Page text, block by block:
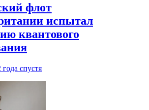
флот
испытал
квантового
года спустя